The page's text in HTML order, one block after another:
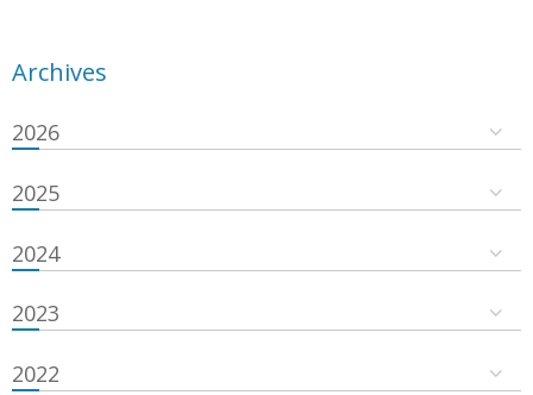
Archives
2026
2025
2024
2023
2022